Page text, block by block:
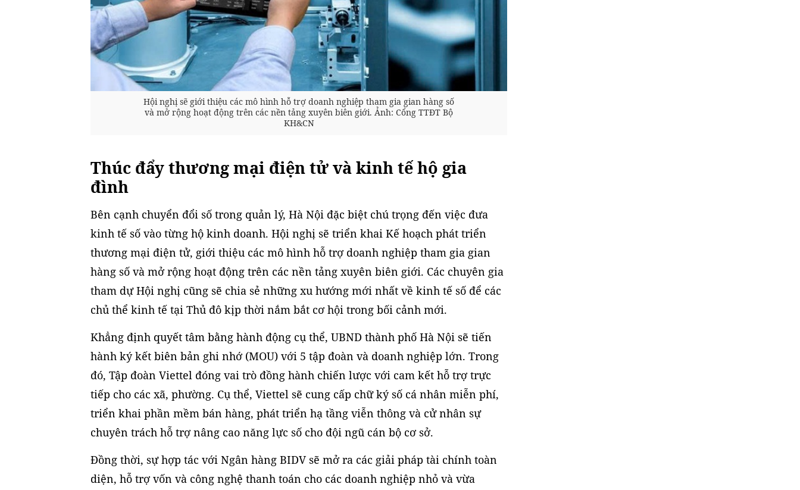
Hội nghị sẽ giới thiệu các mô hình hỗ trợ doanh nghiệp tham gia gian hàng số
và mở rộng hoạt động trên các nền tảng xuyên biên giới. Ảnh: Cổng TTĐT Bộ
KH&CN
Thúc đẩy thương mại điện tử và kinh tế hộ gia
đình
Bên cạnh chuyển đổi số trong quản lý, Hà Nội đặc biệt chú trọng đến việc đưa
kinh tế số vào từng hộ kinh doanh. Hội nghị sẽ triển khai Kế hoạch phát triển
thương mại điện tử, giới thiệu các mô hình hỗ trợ doanh nghiệp tham gia gian
hàng số và mở rộng hoạt động trên các nền tảng xuyên biên giới. Các chuyên gia
tham dự Hội nghị cũng sẽ chia sẻ những xu hướng mới nhất về kinh tế số để các
chủ thể kinh tế tại Thủ đô kịp thời nắm bắt cơ hội trong bối cảnh mới.
Khẳng định quyết tâm bằng hành động cụ thể, UBND thành phố Hà Nội sẽ tiến
hành ký kết biên bản ghi nhớ (MOU) với 5 tập đoàn và doanh nghiệp lớn. Trong
đó, Tập đoàn Viettel đóng vai trò đồng hành chiến lược với cam kết hỗ trợ trực
tiếp cho các xã, phường. Cụ thể, Viettel sẽ cung cấp chữ ký số cá nhân miễn phí,
triển khai phần mềm bán hàng, phát triển hạ tầng viễn thông và cử nhân sự
chuyên trách hỗ trợ nâng cao năng lực số cho đội ngũ cán bộ cơ sở.
Đồng thời, sự hợp tác với Ngân hàng BIDV sẽ mở ra các giải pháp tài chính toàn
diện, hỗ trợ vốn và công nghệ thanh toán cho các doanh nghiệp nhỏ và vừa